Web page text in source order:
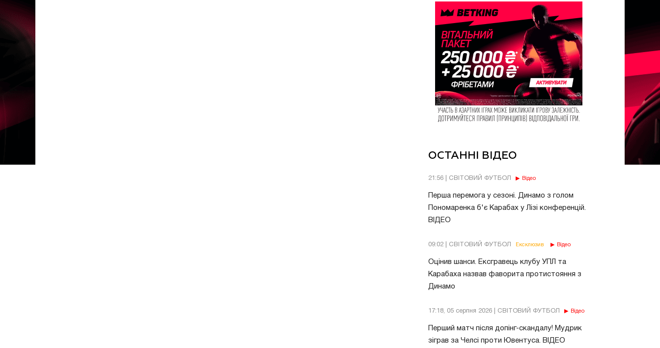
ОСТАННІ ВІДЕО
21:56 | СВІТОВИЙ ФУТБОЛ Відео
Перша перемога у сезоні. Динамо з голом
Пономаренка б'є Карабах у Лізі конференцій.
ВІДЕО
09:02 | СВІТОВИЙ ФУТБОЛ Ексклюзив Відео
Оцінив шанси. Ексгравець клубу УПЛ та
Карабаха назвав фаворита протистояння з
Динамо
17:18, 05 серпня 2026 | СВІТОВИЙ ФУТБОЛ Відео
Перший матч після допінг-скандалу! Мудрик
зіграв за Челсі проти Ювентуса. ВІДЕО